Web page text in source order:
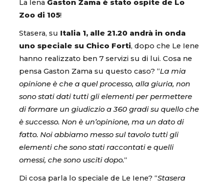
La Iena Gaston Zama è stato ospite de Lo
Zoo di 105!
Stasera, su Italia 1, alle 21.20 andrà in onda
uno speciale su Chico Forti, dopo che Le Iene
hanno realizzato ben 7 servizi su di lui. Cosa ne
pensa Gaston Zama su questo caso? “La mia
opinione è che a quel processo, alla giuria, non
sono stati dati tutti gli elementi per permettere
di formare un giudiczio a 360 gradi su quello che
è successo. Non è un’opinione, ma un dato di
fatto. Noi abbiamo messo sul tavolo tutti gli
elementi che sono stati raccontati e quelli
omessi, che sono usciti dopo.“
Di cosa parla lo speciale de Le Iene? “Stasera